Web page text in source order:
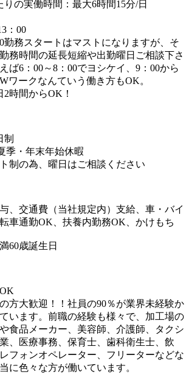
りの実働時間：最大6時間15分/日
：00
勤務スタートはマストになりますが、そ
務時間の延長短縮や出勤曜日ご相談下さ
ば6：00～8：00でヨシケイ、9：00から
ワークなんていう働き方もOK。
時間からOK！
制
季・年末年始休暇
制の為、曜日はご相談ください
、交通費（当社規定内）支給、車・バイ
車通勤OK、扶養内勤務OK、かけもち
60歳誕生日
方大歓迎！！社員の90％が業界未経験か
います。前職の経験も様々で、加工場の
食品メーカー、美容師、介護師、タクシ
、医療事務、保育士、歯科衛生士、飲
フォンオペレーター、フリーターなどな
に色々な方が働いています。